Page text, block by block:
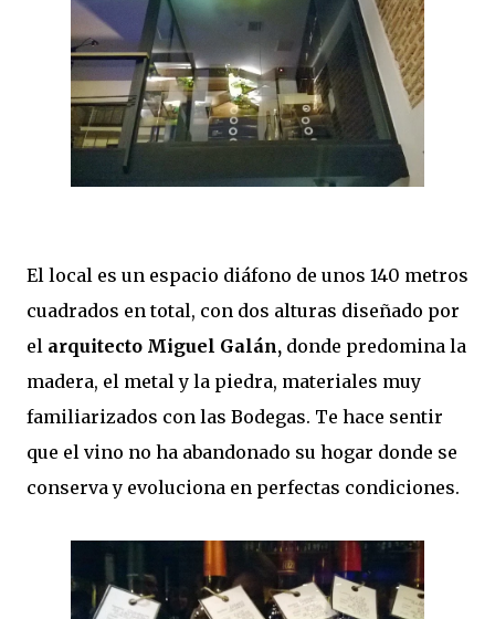
El local es un espacio diáfono de unos 140 metros
cuadrados en total, con dos alturas diseñado por
el arquitecto Miguel Galán, donde predomina la
madera, el metal y la piedra, materiales muy
familiarizados con las Bodegas. Te hace sentir
que el vino no ha abandonado su hogar donde se
conserva y evoluciona en perfectas condiciones.